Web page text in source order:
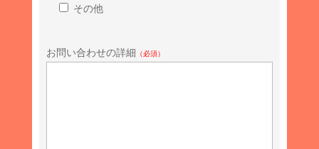
その他
お問い合わせの詳細 （必須）